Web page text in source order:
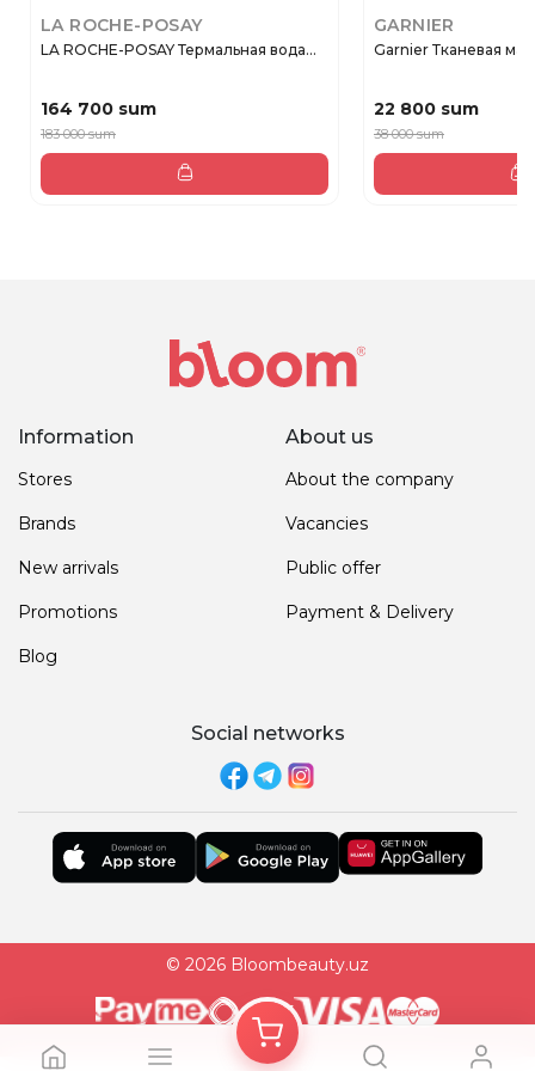
LA ROCHE-POSAY
LA ROCHE-POSAY Термальная вода...
164 700 sum
183 000 sum
GARNIER
Garnier Тканевая
22 800 sum
38 000 sum
Information
Stores
Brands
New arrivals
Promotions
Blog
About us
About the company
Vacancies
Public offer
Payment & Delivery
Social networks
© 2026 Bloombeauty.uz